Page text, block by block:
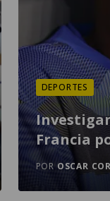
DEPORTES
Francia
POROSCAR